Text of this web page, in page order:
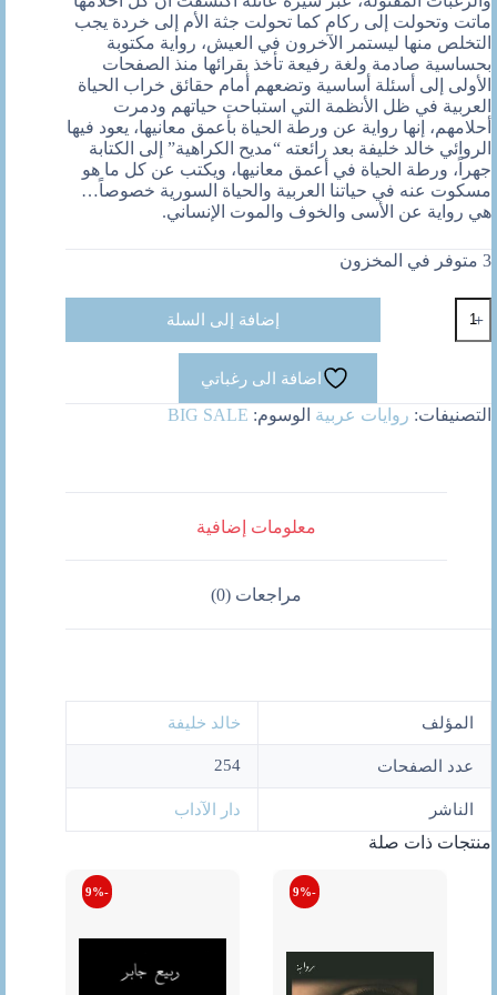
ماتت وتحولت إلى ركام كما تحولت جثة الأم إلى خردة يجب
التخلص منها ليستمر الآخرون في العيش، رواية مكتوبة
بحساسية صادمة ولغة رفيعة تأخذ بقرائها منذ الصفحات
الأولى إلى أسئلة أساسية وتضعهم أمام حقائق خراب الحياة
العربية في ظل الأنظمة التي استباحت حياتهم ودمرت
أحلامهم، إنها رواية عن ورطة الحياة بأعمق معانيها، يعود فيها
الروائي خالد خليفة بعد رائعته “مديح الكراهية” إلى الكتابة
جهراً، ورطة الحياة في أعمق معانيها، ويكتب عن كل ما هو
مسكوت عنه في حياتنا العربية والحياة السورية خصوصاً…
هي رواية عن الأسى والخوف والموت الإنساني.
3 متوفر في المخزون
لا
سكاكين
هذه
المدينة
إضافة إلى السلة
اضافة الى رغباتي
التصنيفات: روايات عربية الوسوم: BIG SALE
معلومات إضافية
مراجعات (0)
المؤلف خالد خليفة
عدد الصفحات 254
الناشر دار الآداب
منتجات ذات صلة
-9%
-9%